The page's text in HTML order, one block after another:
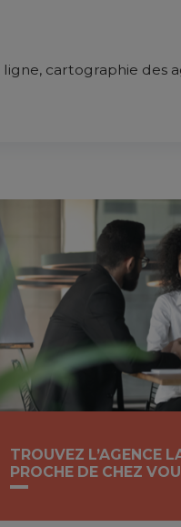
cartographie des
TROUVEZ L’AGENCE
PROCHE DE CHEZ